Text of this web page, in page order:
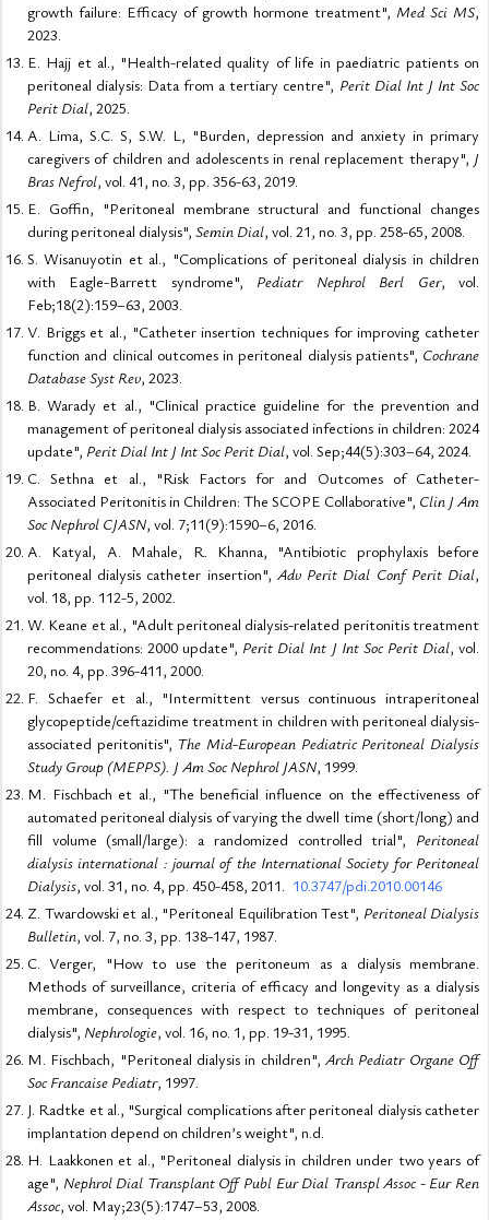
growth failure: Efficacy of growth hormone treatment", Med Sci MS,
2023.
E. Hajj et al., "Health-related quality of life in paediatric patients on
peritoneal dialysis: Data from a tertiary centre", Perit Dial Int J Int Soc
Perit Dial, 2025.
A. Lima, S.C. S, S.W. L, "Burden, depression and anxiety in primary
caregivers of children and adolescents in renal replacement therapy", J
Bras Nefrol, vol. 41, no. 3, pp. 356-63, 2019.
E. Goffin, "Peritoneal membrane structural and functional changes
during peritoneal dialysis", Semin Dial, vol. 21, no. 3, pp. 258-65, 2008.
S. Wisanuyotin et al., "Complications of peritoneal dialysis in children
with Eagle-Barrett syndrome", Pediatr Nephrol Berl Ger, vol.
Feb;18(2):159–63, 2003.
V. Briggs et al., "Catheter insertion techniques for improving catheter
function and clinical outcomes in peritoneal dialysis patients", Cochrane
Database Syst Rev, 2023.
B. Warady et al., "Clinical practice guideline for the prevention and
management of peritoneal dialysis associated infections in children: 2024
update", Perit Dial Int J Int Soc Perit Dial, vol. Sep;44(5):303–64, 2024.
C. Sethna et al., "Risk Factors for and Outcomes of Catheter-
Associated Peritonitis in Children: The SCOPE Collaborative", Clin J Am
Soc Nephrol CJASN, vol. 7;11(9):1590–6, 2016.
A. Katyal, A. Mahale, R. Khanna, "Antibiotic prophylaxis before
peritoneal dialysis catheter insertion", Adv Perit Dial Conf Perit Dial,
vol. 18, pp. 112-5, 2002.
W. Keane et al., "Adult peritoneal dialysis-related peritonitis treatment
recommendations: 2000 update", Perit Dial Int J Int Soc Perit Dial, vol.
20, no. 4, pp. 396-411, 2000.
F. Schaefer et al., "Intermittent versus continuous intraperitoneal
glycopeptide/ceftazidime treatment in children with peritoneal dialysis-
associated peritonitis", The Mid-European Pediatric Peritoneal Dialysis
Study Group (MEPPS). J Am Soc Nephrol JASN, 1999.
M. Fischbach et al., "The beneficial influence on the effectiveness of
automated peritoneal dialysis of varying the dwell time (short/long) and
fill volume (small/large): a randomized controlled trial", Peritoneal
dialysis international : journal of the International Society for Peritoneal
Dialysis, vol. 31, no. 4, pp. 450-458, 2011. 10.3747/pdi.2010.00146
Z. Twardowski et al., "Peritoneal Equilibration Test", Peritoneal Dialysis
Bulletin, vol. 7, no. 3, pp. 138-147, 1987.
C. Verger, "How to use the peritoneum as a dialysis membrane.
Methods of surveillance, criteria of efficacy and longevity as a dialysis
membrane, consequences with respect to techniques of peritoneal
dialysis", Nephrologie, vol. 16, no. 1, pp. 19-31, 1995.
M. Fischbach, "Peritoneal dialysis in children", Arch Pediatr Organe Off
Soc Francaise Pediatr, 1997.
J. Radtke et al., "Surgical complications after peritoneal dialysis catheter
implantation depend on children’s weight", n.d.
H. Laakkonen et al., "Peritoneal dialysis in children under two years of
age", Nephrol Dial Transplant Off Publ Eur Dial Transpl Assoc - Eur Ren
Assoc, vol. May;23(5):1747–53, 2008.